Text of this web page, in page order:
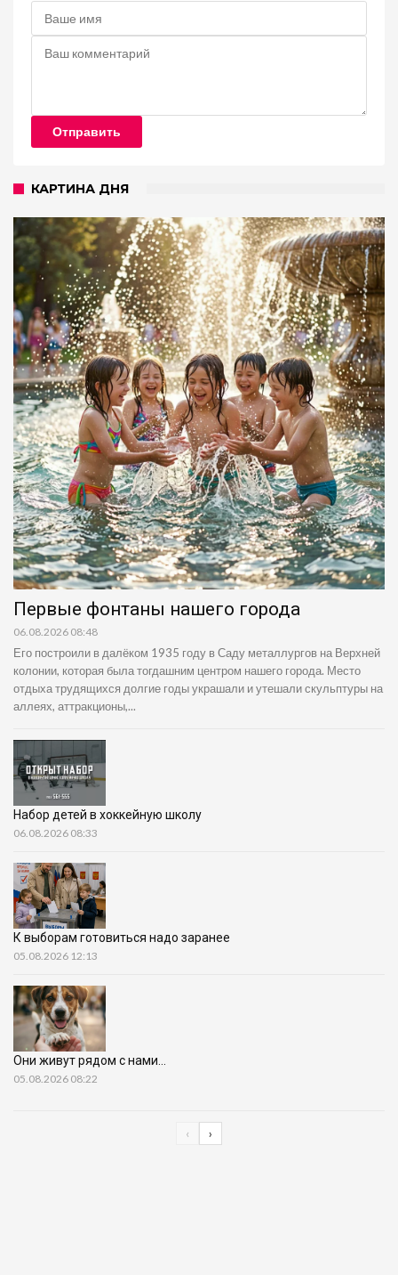
Отправить
КАРТИНА ДНЯ
Первые фонтаны нашего города
06.08.2026 08:48
Его построили в далёком 1935 году в Саду металлургов на Верхней
колонии, которая была тогдашним центром нашего города. Место
отдыха трудящихся долгие годы украшали и утешали скульптуры на
аллеях, аттракционы,...
Набор детей в хоккейную школу
06.08.2026 08:33
К выборам готовиться надо заранее
05.08.2026 12:13
Они живут рядом с нами…
05.08.2026 08:22
‹ ›